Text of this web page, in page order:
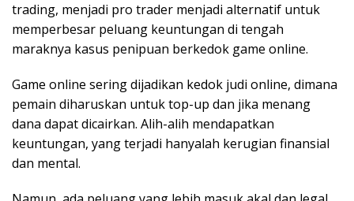
trading, menjadi pro trader menjadi alternatif untuk
memperbesar peluang keuntungan di tengah
maraknya kasus penipuan berkedok game online.
Game online sering dijadikan kedok judi online, dimana
pemain diharuskan untuk top-up dan jika menang
dana dapat dicairkan. Alih-alih mendapatkan
keuntungan, yang terjadi hanyalah kerugian finansial
dan mental.